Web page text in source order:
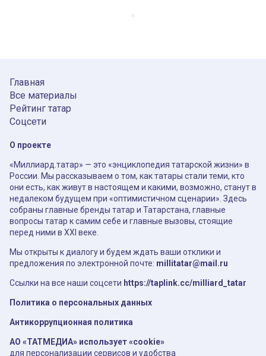
Главная
Все материалы
Рейтинг татар
Соцсети
О проекте
«Миллиард.татар» — это «энциклопедия татарской жизни» в
России. Мы рассказываем о том, как татары стали теми, кто
они есть, как живут в настоящем и какими, возможно, станут в
недалеком будущем при «оптимистичном сценарии». Здесь
собраны главные бренды татар и Татарстана, главные
вопросы татар к самим себе и главные вызовы, стоящие
перед ними в XXI веке.
Мы открыты к диалогу и будем ждать ваши отклики и
предложения по электронной почте: millitatar@mail.ru
Ссылки на все наши соцсети https://taplink.cc/milliard_tatar
Политика о персональных данных
Антикоррупционная политика
АО «ТАТМЕДИА» использует «cookie»
для персонализации сервисов и удобства